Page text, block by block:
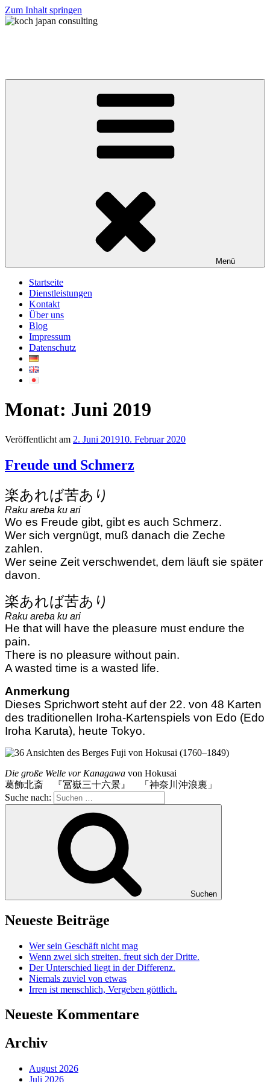
Zum Inhalt springen
Menü
Startseite
Dienstleistungen
Kontakt
Über uns
Blog
Impressum
Datenschutz
Monat: Juni 2019
Veröffentlicht am 2. Juni 201910. Februar 2020
Freude und Schmerz
楽あれば苦あり
Raku areba ku ari
Wo es Freude gibt, gibt es auch Schmerz.
Wer sich vergnügt, muß danach die Zeche
zahlen.
Wer seine Zeit verschwendet, dem läuft sie später
davon.
楽あれば苦あり
Raku areba ku ari
He that will have the pleasure must endure the
pain.
There is no pleasure without pain.
A wasted time is a wasted life.
Anmerkung
Dieses Sprichwort steht auf der 22. von 48 Karten
des traditionellen Iroha-Kartenspiels von Edo (Edo
Iroha Karuta), heute Tokyo.
Die große Welle vor Kanagawa von Hokusai
葛飾北斎 『冨嶽三十六景』 「神奈川沖浪裏」
Suche nach:
Suchen
Neueste Beiträge
Wer sein Geschäft nicht mag
Wenn zwei sich streiten, freut sich der Dritte.
Der Unterschied liegt in der Differenz.
Niemals zuviel von etwas
Irren ist menschlich, Vergeben göttlich.
Neueste Kommentare
Archiv
August 2026
Juli 2026